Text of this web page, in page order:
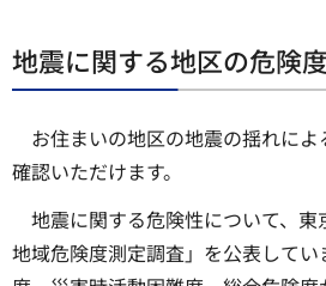
地震に関する地区の危険度
お住まいの地区の地震の揺れに
確認いただけます。
地震に関する危険性について、東
地域危険度測定調査」を公表して